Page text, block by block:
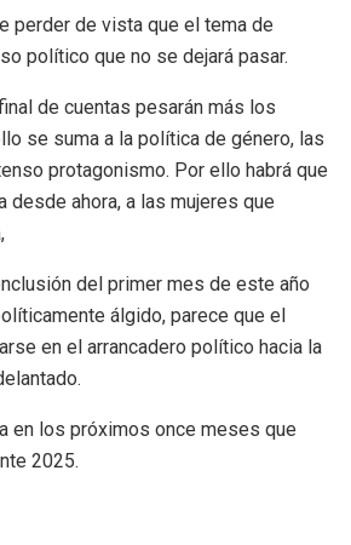
perder de vista que el tema de
político que no se dejará pasar.
de cuentas pesarán más los
se suma a la política de género, las
protagonismo. Por ello habrá que
desde ahora, a las mujeres que
del primer mes de este año
álgido, parece que el
en el arrancadero político hacia la
en los próximos once meses que
2025.